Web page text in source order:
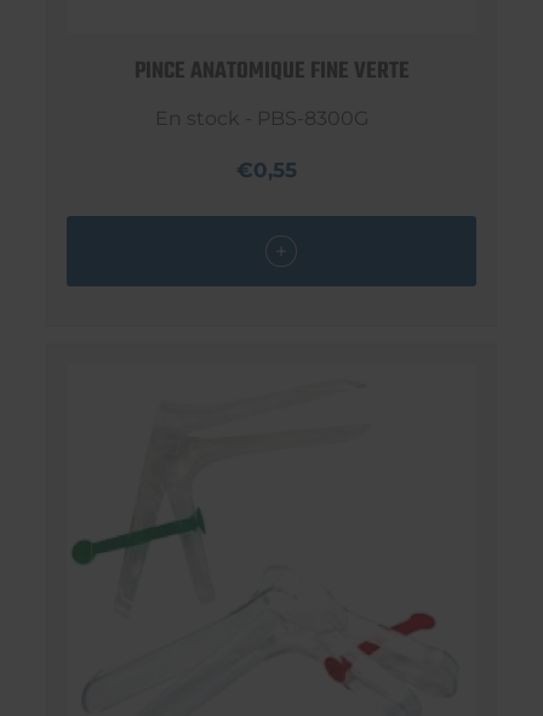
PINCE ANATOMIQUE FINE VERTE
En stock - PBS-8300G
€0,55